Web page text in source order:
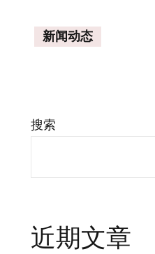
新闻动态
搜索
近期文章